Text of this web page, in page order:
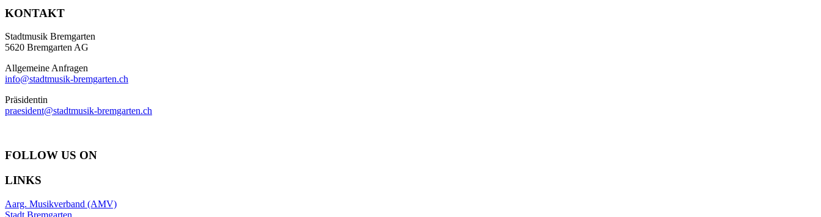
KONTAKT
Stadtmusik Bremgarten
5620 Bremgarten AG
Allgemeine Anfragen
info@stadtmusik-bremgarten.ch
Präsidentin
praesident@stadtmusik-bremgarten.ch
FOLLOW US ON
LINKS
Aarg. Musikverband (AMV)
Stadt Bremgarten